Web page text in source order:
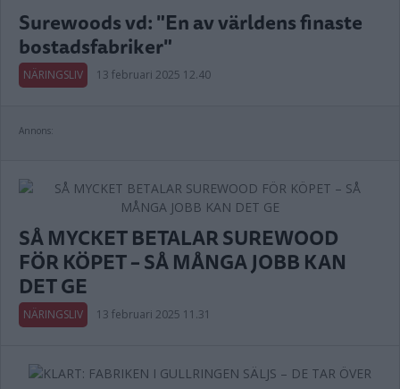
Surewoods vd: "En av världens finaste
bostadsfabriker"
NÄRINGSLIV 13 februari 2025 12.40
Annons:
SÅ MYCKET BETALAR SUREWOOD
FÖR KÖPET – SÅ MÅNGA JOBB KAN
DET GE
NÄRINGSLIV 13 februari 2025 11.31